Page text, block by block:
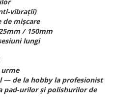
vibrații)
mișcare
/ 150mm
lungi
de la hobby la profesionist
pad-urilor și polishurilor de